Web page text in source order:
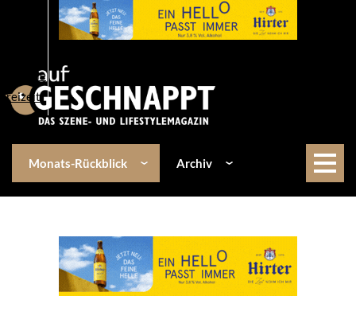
Lifestyle
Freizeit
Monats-Rückblick Archiv